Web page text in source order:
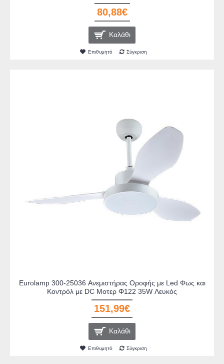
80,88€
Καλάθι
Επιθυμητό Σύγκριση
Eurolamp 300-25036 Ανεμιστήρας Οροφής με Led Φως και
Κοντρόλ με DC Μοτερ Φ122 35W Λευκός
151,99€
Καλάθι
Επιθυμητό Σύγκριση